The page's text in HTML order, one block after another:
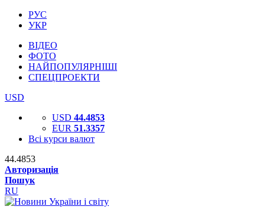
РУС
УКР
ВІДЕО
ФОТО
НАЙПОПУЛЯРНІШІ
СПЕЦПРОЕКТИ
USD
USD 44.4853
EUR 51.3357
Всі курси валют
44.4853
Авторизація
Пошук
RU